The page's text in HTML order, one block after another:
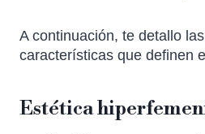
A continuación, te detallo
características que definen
Estética